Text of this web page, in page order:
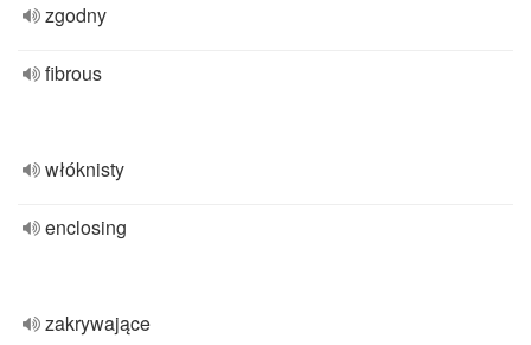
zgodny
fibrous
włóknisty
enclosing
zakrywające